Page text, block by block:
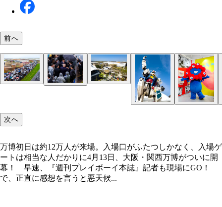
前へ
次へ
万博初日は約12万人が来場。入場口がふたつしかなく、入場ゲ
ートは相当な人だかりに4月13日、大阪・関西万博がついに開
幕！ 早速、『週刊プレイボーイ本誌』記者も現場にGO！
で、正直に感想を言うと悪天候...